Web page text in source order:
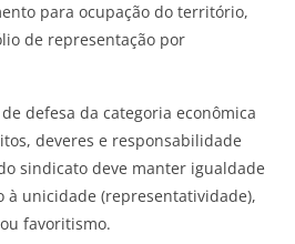
para ocupação do território,
de representação por
defesa da categoria econômica
deveres e responsabilidade
sindicato deve manter igualdade
à unicidade (representatividade),
favoritismo.